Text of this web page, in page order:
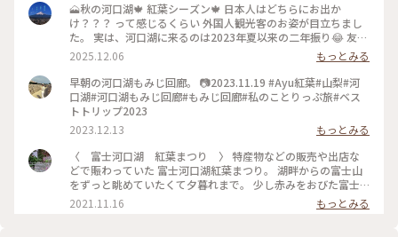
🗻秋の河口湖🍁 紅葉シーズン🍁 日本人はどちらにお出か
け？？？ って感じるくらい 外国人観光客のお姿が目立ちまし
た。 実は、河口湖に来るのは2023年夏以来の二年振り😂 友人
の都合上 ライトアップ🍁まではいられませんでしたが 河口湖
の秋景色、楽しんできました。 🗻富士山、見えたり見えなく
なったりでしたが💦 🗻写真撮れて良かった🥰 2025.11 #ことり
っぷ山梨 #山梨県 #富士河口湖町 #河口湖 #富士山 #紅葉 #秋景
色 #秋 #ことりっぷと一緒 #ことりっぷ #秋の装い
2025.12.06
もっとみる
早朝の河口湖もみじ回廊。 📷2023.11.19 #Ayu紅葉#山梨#河
口湖#河口湖もみじ回廊#もみじ回廊#私のことりっぷ旅#ベス
トトリップ2023
2023.12.13
もっとみる
〈 富士河口湖 紅葉まつり 〉 特産物などの販売や出店な
どで賑わっていた 富士河口湖紅葉まつり。 湖畔からの富士山
をずっと眺めていたくて夕暮れまで。 少し赤みをおびた富士
山はまた美しく！ 目に焼き付けて帰りました。 #秋日和 #紅
葉 #富士河口湖紅葉まつり #河口湖 #富士山
2021.11.16 もっとみる